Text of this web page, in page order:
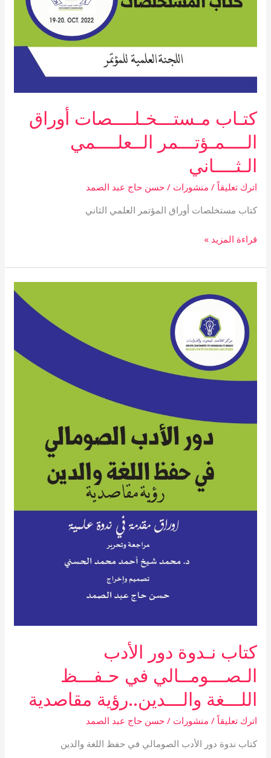
كتـاب مـستـــخـلــــصات أوراق
الــــمـؤتـــمر الــعلــــمي
الـثــــاني
اترك تعليقاً / منشورات /حسن حاج عبد الصمد
كتاب مستخلصات أوراق المؤتمر العلمي الثاني
قراءة المزيد »
كتاب نـدوة دور الأدب
الـصـــومــالي في حـفـــظ
اللـــغة والـــدين..رؤية مقاصدية
اترك تعليقاً / منشورات /حسن حاج عبد الصمد
كتاب ندوة دور الأدب الصومالي في حفظ اللغة والدين
نـدوة
دور
الأدب
الـصـــومــالي
حـفـــظ
مقاصدية